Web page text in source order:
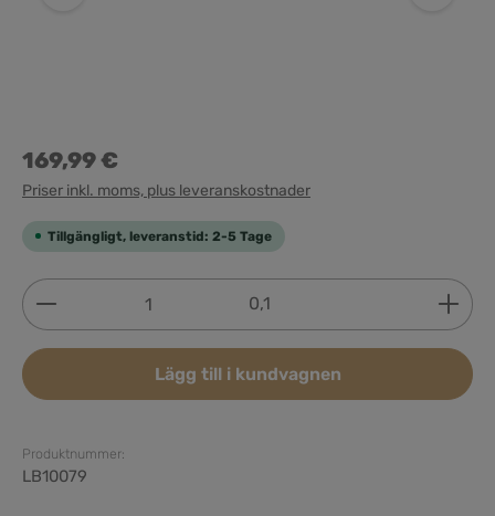
169,99 €
Priser inkl. moms, plus leveranskostnader
Tillgängligt, leveranstid: 2-5 Tage
Produktkvantitet: Ange önskat belopp eller
0,1
Lägg till i kundvagnen
Produktnummer:
LB10079